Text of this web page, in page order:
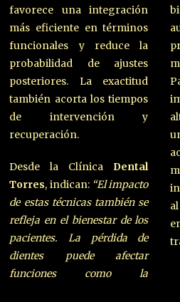
favorece una integración
más eficiente en términos
funcionales y reduce la
probabilidad de ajustes
posteriores. La exactitud
también acorta los tiempos
de intervención y
recuperación.
Desde la ClínicaDental
Torres, indican: “El impacto
de estas técnicas también se
refleja en el bienestar de los
pacientes. La pérdida de
dientes puede afectar
funciones como la